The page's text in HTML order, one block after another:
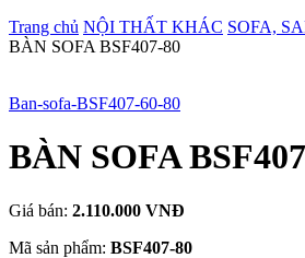
Trang chủ NỘI THẤT KHÁC SOFA,
BÀN SOFA BSF407-80
Ban-sofa-BSF407-60-80
BÀN SOFA
Giá bán: 2.110.000 VNĐ
Mã sản phẩm: BSF407-80